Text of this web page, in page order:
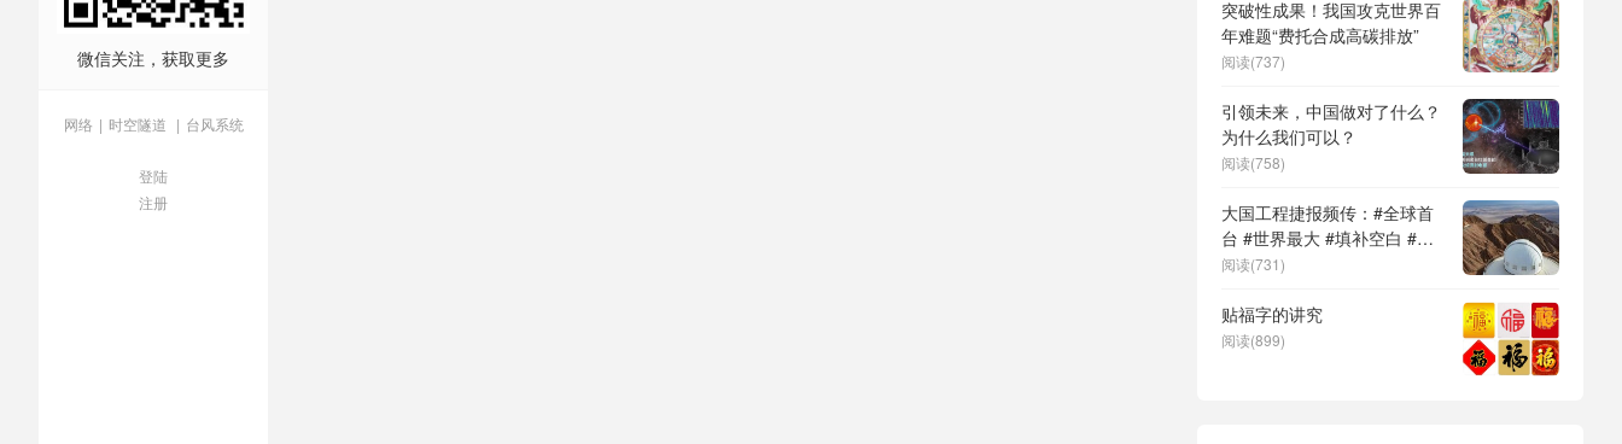
微信关注，获取更多
网络 | 时空隧道 | 台风系统
登陆
注册
突破性成果！我国攻克世界百
年难题“费托合成高碳排放”
阅读(737)
引领未来，中国做对了什么？
为什么我们可以？
阅读(758)
大国工程捷报频传：#全球首
台 #世界最大 #填补空白 #突
破关键节点
阅读(731)
贴福字的讲究
阅读(899)